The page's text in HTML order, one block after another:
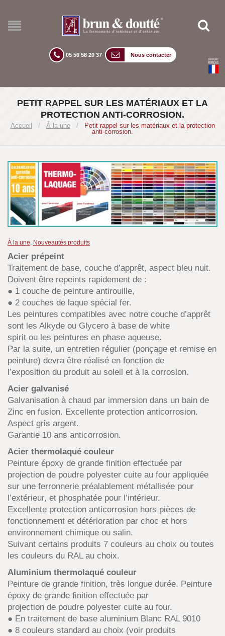
05 56 58 20 37 Nous contacter
PETIT RAPPEL SUR LES MATÉRIAUX ET LA
PROTECTION ANTI-CORROSION.
Accueil / À la une /
Petit rappel sur les matériaux et la protection
anti-corrosion.
À la une, Nouveautés produits
Acier prépeint
Traitement de base, couche d’apprêt, aspect bleu nuit.
Doivent être repeints rapidement de :
● 1 couche de peinture antirouille,
● 2 couches de laque spécial fer.
Les peintures compatibles avec notre couche d’apprêt
sont les Alkyde ou Glycero à base de white
spirit ou les peintures en phase aqueuse.
Par la suite, un entretien régulier (ponçage et remise en
peinture) devra être réalisé en fonction de
l’exposition du produit au soleil et à la corrosion.
Acier galvanisé
Galvanisation à chaud par immersion dans un bain de
Zinc en fusion. Excellente protection anticorrosion.
Aspect gris argent.
Garantie 10 ans anticorrosion.
Acier thermolaqué couleur
Peinture époxy de grande finition effectuée par
projection de poudre polyester cuite au four appliquée
sur une ferronnerie préalablement métallisée pour
l’extérieur, et phosphatée pour l’intérieur.
Excellente protection anticorrosion hors pièces de
fonctionnement et détérioration par choc et hors
environnement chimique ou salin.
Suivant certains produits 7 couleurs au choix ou toutes
les couleurs du RAL au choix.
Aluminium thermolaqué couleur
Peinture de grande finition, très longue durée. Peinture
époxy de grande finition effectuée par
projection de poudre polyester cuite au four.
● En traitement de base aluminium Blanc RAL 9010
● 8 couleurs standard au choix (voir produits